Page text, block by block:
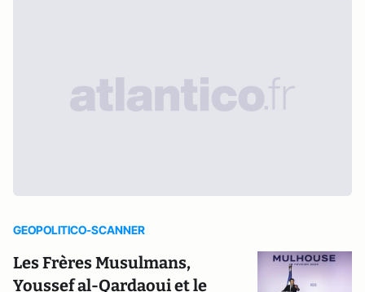
GEOPOLITICO-SCANNER
Les Frères Musulmans,
Youssef al-Qardaoui et le